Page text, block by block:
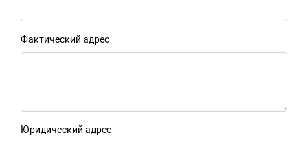
Фактический адрес
Юридический адрес